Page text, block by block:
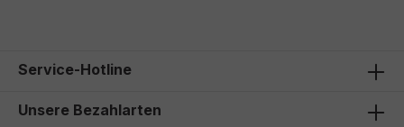
Service-Hotline
Unsere Bezahlarten